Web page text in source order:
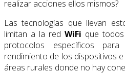
realizar acciones ellos mismos?
Las tecnologías que llevan
limitan a la red WiFi que
protocolos específicos
rendimiento de los dispositivos
áreas rurales donde no hay